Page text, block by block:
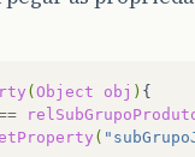
( Object obj )
(